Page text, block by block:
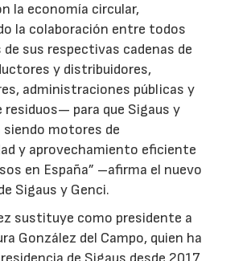
la economía circular,
la colaboración entre todos
sus respectivas cadenas de
y distribuidores,
administraciones públicas y
residuos— para que Sigaus y
siendo motores de
y aprovechamiento eficiente
en España” –afirma el nuevo
Sigaus y Genci.
sustituye como presidente a
González del Campo, quien ha